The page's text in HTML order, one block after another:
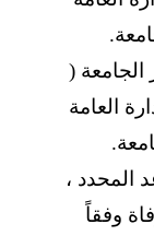
(
العامة
المحدد ،
وفقاً